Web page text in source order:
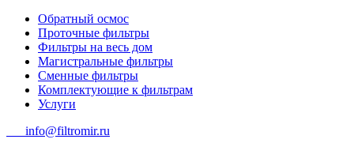
Обратный осмос
Проточные фильтры
Фильтры на весь дом
Магистральные фильтры
Сменные фильтры
Комплектующие к фильтрам
Услуги
info@filtromir.ru